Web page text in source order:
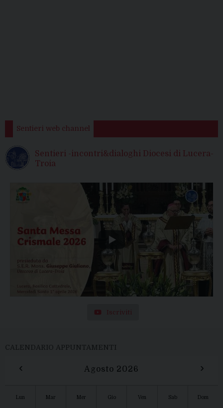
Sentieri web channel
Sentieri -incontri&dialoghi Diocesi di Lucera-
Troia
Iscriviti
CALENDARIO APPUNTAMENTI
‹ Agosto 2026 ›
Lun Mar Mer Gio Ven Sab Dom